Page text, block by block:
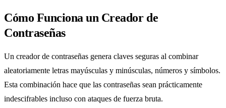
Cómo Funciona un Creador de
Contraseñas
Un creador de contraseñas genera claves seguras al combinar
aleatoriamente letras mayúsculas y minúsculas, números y símbolos.
Esta combinación hace que las contraseñas sean prácticamente
indescifrables incluso con ataques de fuerza bruta.